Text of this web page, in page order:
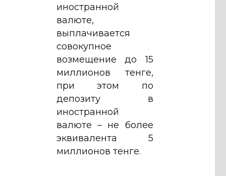
иностранной
валюте,
выплачивается
совокупное
возмещение до 15
миллионов тенге,
при этом по
депозиту в
иностранной
валюте – не более
эквивалента 5
миллионов тенге.